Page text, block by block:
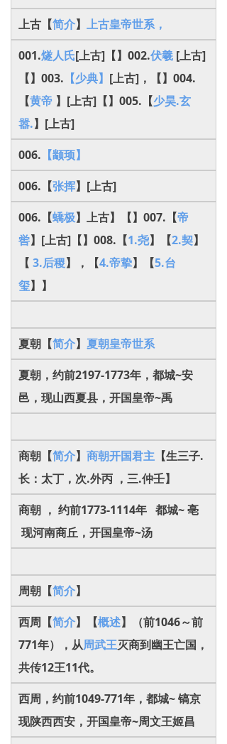
上古【简介】 上古皇帝世系，
001.燧人氏[上古]【】002.伏羲 [上古]
【】003. 【少典】 [上古]，【】004.
【黄帝 】[上古]【】005.【少昊.玄
嚣.】[上古]
006. 【颛顼】
006.【张挥】[上古]
006.【蟜极】上古】【】007.【帝
喾】[上古]【】008.【1.尧】【2.契】
【 3.后稷】，【4.帝挚】【5.台
玺】】
夏朝【简介】 夏朝皇帝世系
夏朝，约前2197-1773年，都城~安
邑，现山西夏县，开国皇帝~禹
商朝【简介】 商朝开国君主 【生三子.
长：太丁，次.外丙 ，三.仲壬】
商朝 ， 约前1773-1114年 都城~ 亳
现河南商丘，开国皇帝~汤
周朝【简介】
西周【简介】【概述】（前1046～前
771年），从周武王灭商到幽王亡国，
共传12王11代。
西周，约前1049-771年，都城~ 镐京
现陕西西安，开国皇帝~周文王姬昌